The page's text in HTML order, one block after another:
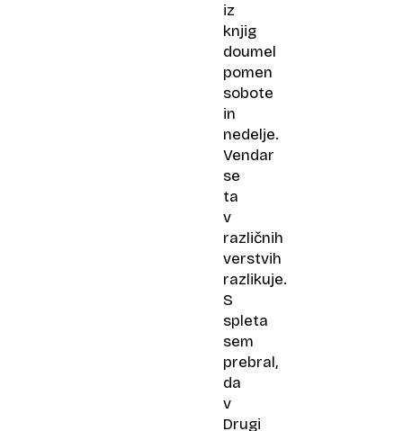
iz
knjig
doumel
pomen
sobote
in
nedelje.
Vendar
se
ta
v
različnih
verstvih
razlikuje.
S
spleta
sem
prebral,
da
v
Drugi